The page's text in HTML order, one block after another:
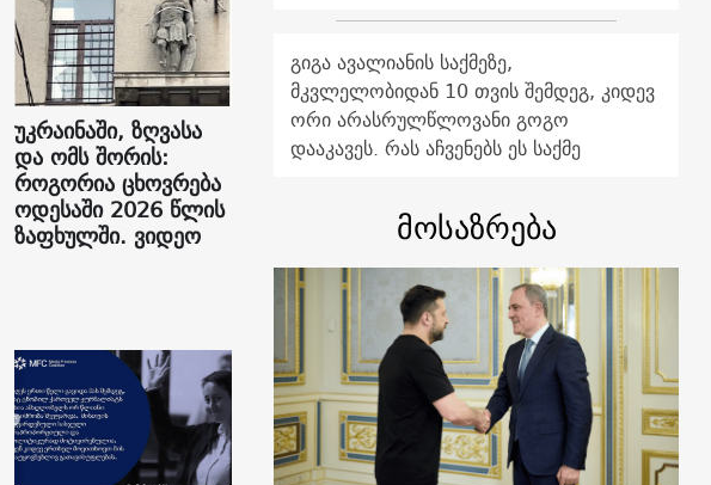
უკრაინაში, ზღვასა
და ომს შორის:
როგორია ცხოვრება
ოდესაში 2026 წლის
ზაფხულში. ვიდეო
გიგა ავალიანის საქმეზე,
მკვლელობიდან 10 თვის შემდეგ, კიდევ
ორი არასრულწლოვანი გოგო
დააკავეს. რას აჩვენებს ეს საქმე
მოსაზრება